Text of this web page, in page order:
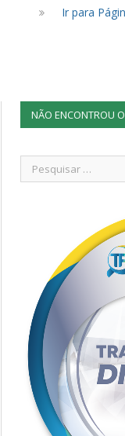
Ir para
NÃO ENCONTROU